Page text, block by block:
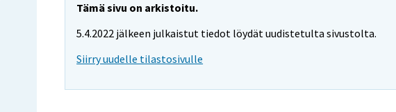
Tämä sivu on arkistoitu.
5.4.2022 jälkeen julkaistut tiedot löydät uudistetulta sivustolta.
Siirry uudelle tilastosivulle